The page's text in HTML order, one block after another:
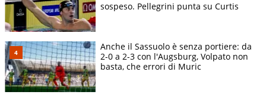
sospeso. Pellegrini punta su Curtis
Anche il Sassuolo è senza portiere: da
2-0 a 2-3 con l'Augsburg, Volpato non
basta, che errori di Muric